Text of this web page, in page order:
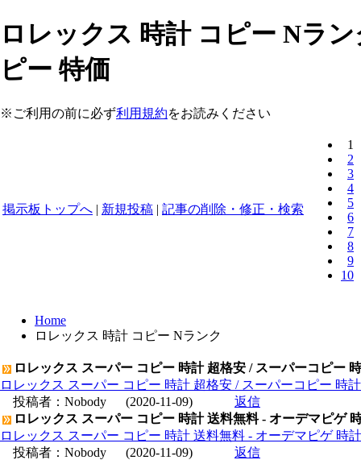
ロレックス 時計 コピー Nラ
ピー 特価
※ご利用の前に必ず利用規約をお読みください
掲示板トップへ | 新規投稿 | 記事の削除・修正・検索
1
2
3
4
5
6
7
8
9
10
Home
ロレックス 時計 コピー Nランク
ロレックス スーパー コピー 時計 超格安 / スーパーコピー
ロレックス スーパー コピー 時計 超格安 / スーパーコピー 時
投稿者： Nobody (2020-11-09)
返信
ロレックス スーパー コピー 時計 送料無料 - オーデマピゲ
ロレックス スーパー コピー 時計 送料無料 - オーデマピゲ 時
投稿者： Nobody (2020-11-09)
返信